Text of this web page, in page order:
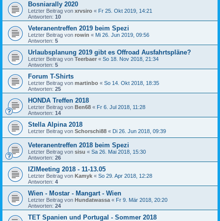
Bosniarally 2020
Letzter Beitrag von xrvsiro « Fr 25. Okt 2019, 14:21
Antworten: 10
Veteranentreffen 2019 beim Spezi
Letzter Beitrag von rowin « Mi 26. Jun 2019, 09:56
Antworten: 5
Urlaubsplanung 2019 gibt es Offroad Ausfahrtspläne?
Letzter Beitrag von Teerbaer « So 18. Nov 2018, 21:34
Antworten: 5
Forum T-Shirts
Letzter Beitrag von martinbo « So 14. Okt 2018, 18:35
Antworten: 25
HONDA Treffen 2018
Letzter Beitrag von Ben68 « Fr 6. Jul 2018, 11:28
Antworten: 14
Stella Alpina 2018
Letzter Beitrag von Schorschi88 « Di 26. Jun 2018, 09:39
Veteranentreffen 2018 beim Spezi
Letzter Beitrag von sisu « Sa 26. Mai 2018, 15:30
Antworten: 26
IZIMeeting 2018 - 11-13.05
Letzter Beitrag von Kamyk « So 29. Apr 2018, 12:28
Antworten: 4
Wien - Mostar - Mangart - Wien
Letzter Beitrag von Hundatwassa « Fr 9. Mär 2018, 20:20
Antworten: 24
TET Spanien und Portugal - Sommer 2018